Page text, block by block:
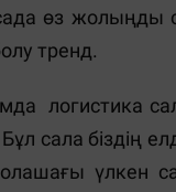
өз жолыңды
тренд.
сала біздің
үлкен